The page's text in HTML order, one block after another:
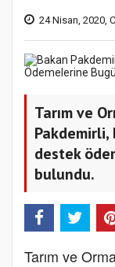
24 Nisan, 2020,
Tarım ve
destek
bulundu.
Tarım ve